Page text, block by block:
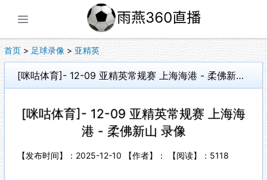
首页 > 足球录像 > 亚精英
[咪咕体育]- 12-09 亚精英常规赛 上海海港 - 柔佛新山 录像
[咪咕体育]- 12-09 亚精英常规赛 上海海
港 - 柔佛新山 录像
【发布时间】：2025-12-10 【作者】： 【阅读】： 5118